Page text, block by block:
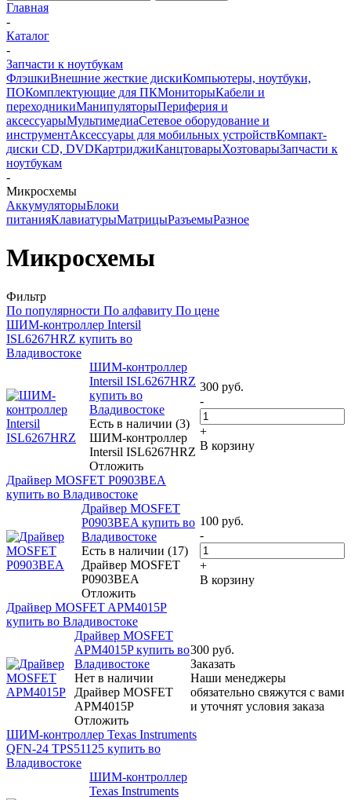
Главная
-
Каталог
-
Запчасти к ноутбукам
ФлэшкиВнешние жесткие дискиКомпьютеры, ноутбуки,
ПОКомплектующие для ПКМониторыКабели и
переходникиМанипуляторыПериферия и
аксессуарыМультимедиаСетевое оборудование и
инструментАксессуары для мобильных устройствКомпакт-
диски CD, DVDКартриджиКанцтоварыХозтоварыЗапчасти к
ноутбукам
-
Микросхемы
АккумуляторыБлоки
питанияКлавиатурыМатрицыРазъемыРазное
Микросхемы
Фильтр
По популярности По алфавиту По цене
ШИМ-контроллер Intersil
ISL6267HRZ купить во
Владивостоке
ШИМ-контроллер
Intersil ISL6267HRZ
купить во
Владивостоке
Есть в наличии (3)
ШИМ-контроллер
Intersil ISL6267HRZ
Отложить
300 руб.
-
+
В корзину
Драйвер MOSFET P0903BEA
купить во Владивостоке
Драйвер MOSFET
P0903BEA купить во
Владивостоке
Есть в наличии (17)
Драйвер MOSFET
P0903BEA
Отложить
100 руб.
-
+
В корзину
Драйвер MOSFET APM4015P
купить во Владивостоке
Драйвер MOSFET
APM4015P купить во
Владивостоке
Нет в наличии
Драйвер MOSFET
APM4015P
Отложить
300 руб.
Заказать
Наши менеджеры
обязательно свяжутся с вами
и уточнят условия заказа
ШИМ-контроллер Texas Instruments
QFN-24 TPS51125 купить во
Владивостоке
ШИМ-контроллер
Texas Instruments